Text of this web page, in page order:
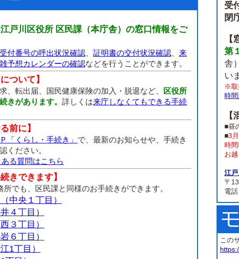
戸川区役所 区民課（本庁舎）の窓口情報をご
受付番号の呼出状況確認 証明書の交付状況確認
来
予想カレンダーの確認などを行うことができます。
ついて】
、転出届、国民健康保険の加入・脱退など、
区役所
きがあります。 詳しくは来庁しなくてもできる手続
前に】
「くらし・手続き」 で、最新のお知らせや、手続き
ください。
る質問はこちら
きできます】
でも、区民課と同様のお手続きができます。
（中央１丁目）
井４丁目）
３丁目）
６丁目）
1丁目）
受
閉
第
舎
い
※取
時
■昼
■3
時
お越
江
〒
電話
この